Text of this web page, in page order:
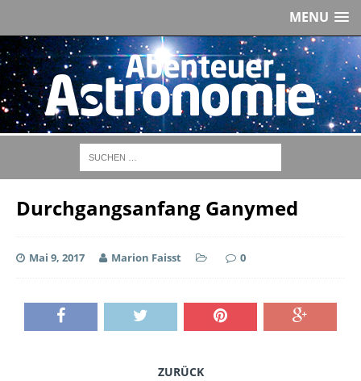
MENU
Durchgangsanfang Ganymed
Mai 9, 2017 Marion Faisst 0
ZURÜCK